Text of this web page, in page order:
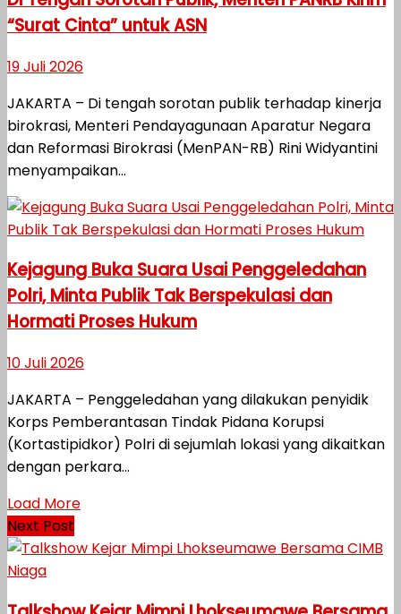
“Surat Cinta” untuk ASN
19 Juli 2026
JAKARTA – Di tengah sorotan publik terhadap kinerja
birokrasi, Menteri Pendayagunaan Aparatur Negara
dan Reformasi Birokrasi (MenPAN-RB) Rini Widyantini
menyampaikan...
Kejagung Buka Suara Usai Penggeledahan
Polri, Minta Publik Tak Berspekulasi dan
Hormati Proses Hukum
10 Juli 2026
JAKARTA – Penggeledahan yang dilakukan penyidik
Korps Pemberantasan Tindak Pidana Korupsi
(Kortastipidkor) Polri di sejumlah lokasi yang dikaitkan
dengan perkara...
Load More
Next Post